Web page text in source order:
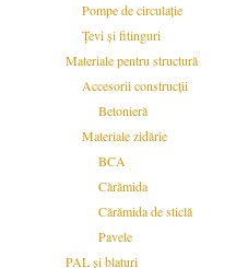
Pompe de circulație
Țevi și fitinguri
Materiale pentru structură
Accesorii construcții
Betonieră
Materiale zidărie
BCA
Cărămida
Cărămida de sticlă
Pavele
PAL și blaturi